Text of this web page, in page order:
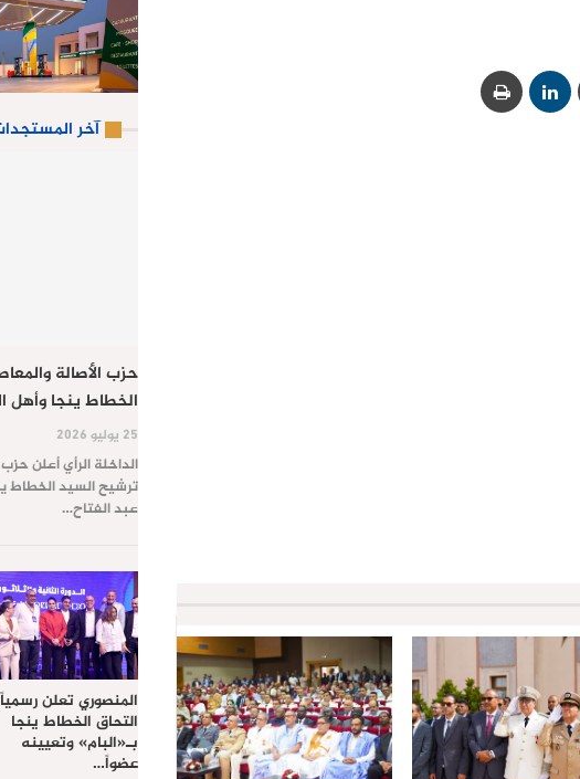
آخر
حزب الأصالة
الخطاط ينجا وأهل
25 يوليو 2026
الداخلة الرأي أعلن
ترشيح السيد الخطاط
عبد الفتاح…
المنصوري تعلن رسمياً
التحاق الخطاط ينجا
بـ«البام» وتعيينه
عضواً…